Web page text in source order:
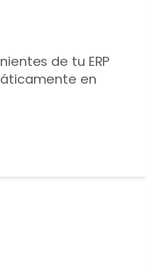
de tu ERP
en